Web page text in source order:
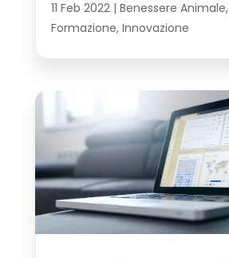
11 Feb 2022| Benessere Animale,
Formazione, Innovazione